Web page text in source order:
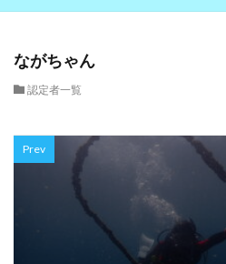
ながちゃん
認定者一覧
Prev